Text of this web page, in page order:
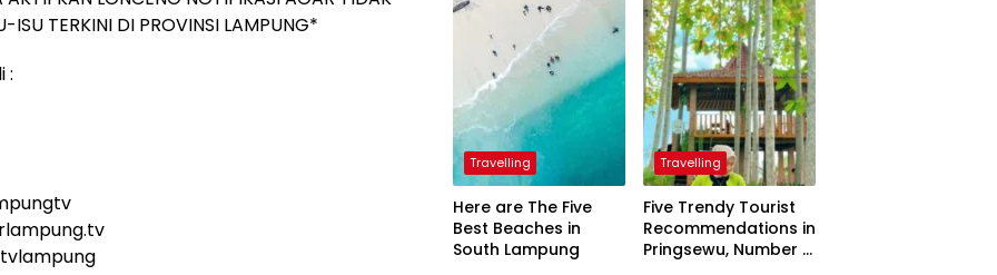
ISU TERKINI DI PROVINSI LAMPUNG*
:
Travelling
Here are The Five
Best Beaches in
South Lampung
Travelling
Five Trendy Tourist
Recommendations in
Pringsewu, Number 3